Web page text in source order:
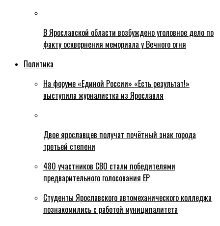
В Ярославской области возбуждено уголовное дело по
факту осквернения мемориала у Вечного огня
Политика
На форуме «Единой России» «Есть результат!»
выступила журналистка из Ярославля
Двое ярославцев получат почётный знак города
третьей степени
480 участников СВО стали победителями
предварительного голосования ЕР
Студенты Ярославского автомеханического колледжа
познакомились с работой муниципалитета